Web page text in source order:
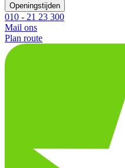
Openingstijden
010 - 21 23 300
Mail ons
Plan route